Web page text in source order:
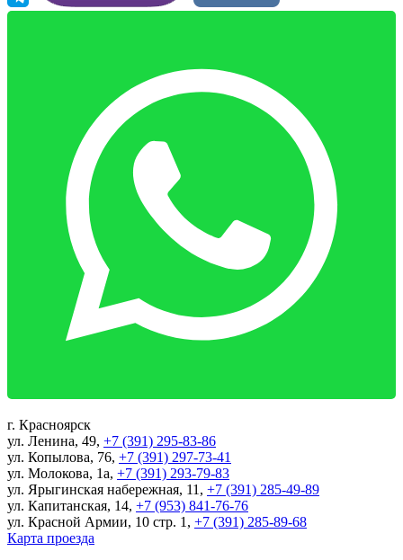
г. Красноярск
ул. Ленина, 49, +7 (391) 295-83-86
ул. Копылова, 76, +7 (391) 297-73-41
ул. Молокова, 1а, +7 (391) 293-79-83
ул. Ярыгинская набережная, 11 , +7 (391) 285-49-89
ул. Капитанская, 14, +7 (953) 841-76-76
ул. Красной Армии, 10 стр. 1 , +7 (391) 285-89-68
Карта проезда